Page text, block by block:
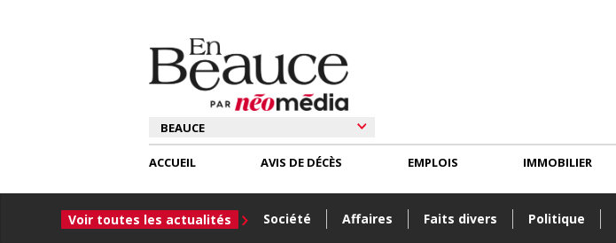
ACCUEIL
Voir toutes les actualités Société Affaires Faits divers Politique
AVIS DE DÉCÈS EMPLOIS IMMOBILIER